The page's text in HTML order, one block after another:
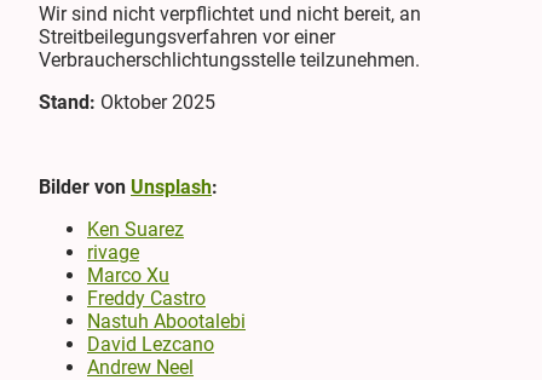
Wir sind nicht verpflichtet und nicht bereit, an
Streitbeilegungsverfahren vor einer
Verbraucherschlichtungsstelle teilzunehmen.
Stand: Oktober 2025
Bilder von Unsplash:
Ken Suarez
rivage
Marco Xu
Freddy Castro
Nastuh Abootalebi
David Lezcano
Andrew Neel